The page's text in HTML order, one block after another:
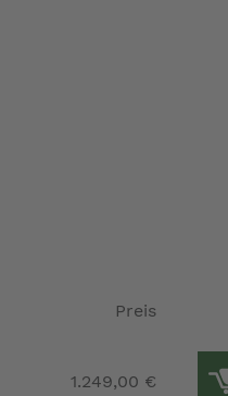
Preis
1.249,00 €